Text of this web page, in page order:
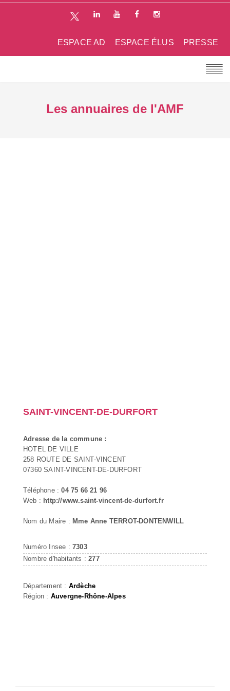
PRESSE
ESPACE ÉLUS
ESPACE AD
Les annuaires de l'AMF
SAINT-VINCENT-DE-DURFORT
Adresse de la commune :
HOTEL DE VILLE
258 ROUTE DE SAINT-VINCENT
07360 SAINT-VINCENT-DE-DURFORT
Téléphone :04 75 66 21 96
Web : http://www.saint-vincent-de-durfort.fr
Nom du Maire : Mme Anne TERROT-DONTENWILL
Numéro Insee : 7303
Nombre d'habitants :277
Département : Ardèche
Région : Auvergne-Rhône-Alpes